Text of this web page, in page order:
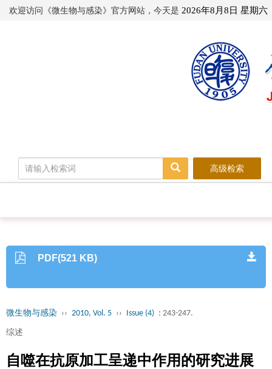
欢迎访问《微生物与感染》官方网站，今天是 2026年8月8日 星期六
高级检索
PDF(521 KB)
微生物与感染 ›› 2010, Vol. 5 ›› Issue (4) : 243-247.
综述
自噬在抗原加工呈递中作用的研究进展